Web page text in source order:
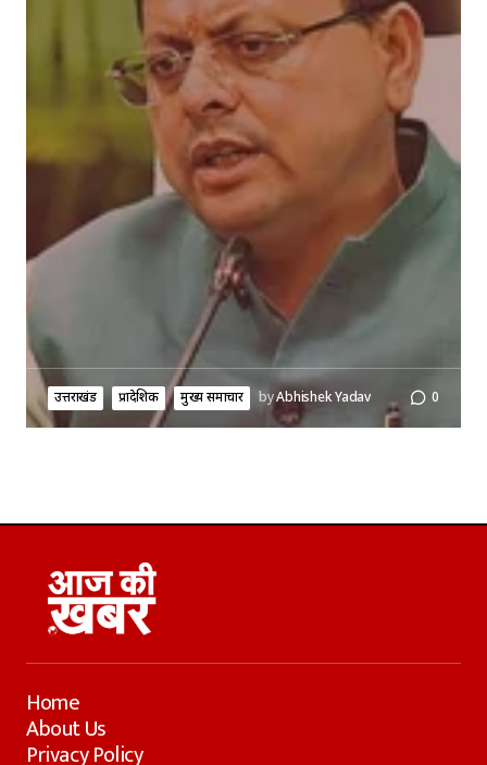
उत्तराखंड प्रादेशिक मुख्य समाचार byAbhishek Yadav 0
Home
About Us
Privacy Policy